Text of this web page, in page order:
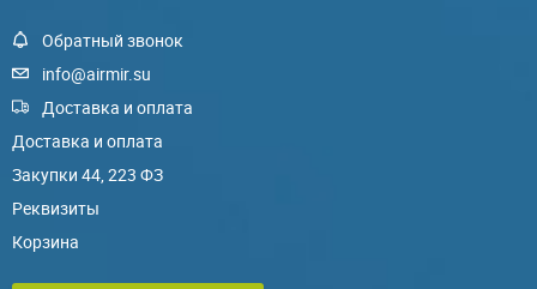
Обратный звонок
info@airmir.su
Доставка и оплата
Доставка и оплата
Закупки 44, 223 ФЗ
Реквизиты
Корзина